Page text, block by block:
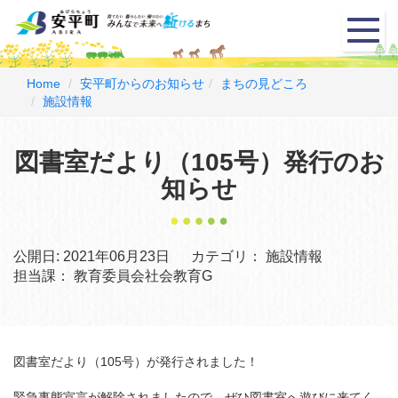
メ
ニ
ュ
Home 安平町からのお知らせ
まちの見どころ
施設情報
図書室だより（105号）発行のお
知らせ
公開日: 2021年06月23日 カテゴリ：
施設情報
担当課：
教育委員会社会教育G
図書室だより（105号）が発行されました！